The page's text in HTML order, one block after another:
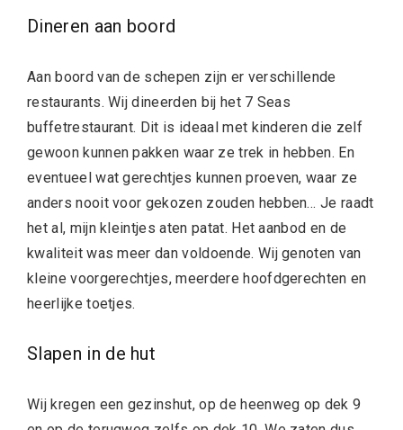
Dineren aan boord
Aan boord van de schepen zijn er verschillende
restaurants. Wij dineerden bij het 7 Seas
buffetrestaurant. Dit is ideaal met kinderen die zelf
gewoon kunnen pakken waar ze trek in hebben. En
eventueel wat gerechtjes kunnen proeven, waar ze
anders nooit voor gekozen zouden hebben… Je raadt
het al, mijn kleintjes aten patat. Het aanbod en de
kwaliteit was meer dan voldoende. Wij genoten van
kleine voorgerechtjes, meerdere hoofdgerechten en
heerlijke toetjes.
Slapen in de hut
Wij kregen een gezinshut, op de heenweg op dek 9